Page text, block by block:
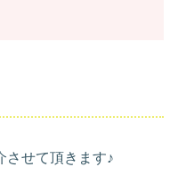
させて頂きます♪